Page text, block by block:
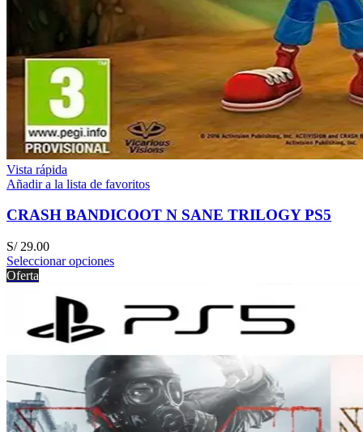
Vista rápida
Añadir a la lista de favoritos
CRASH BANDICOOT N SANE TRILOGY PS5
S/29.00
Seleccionar opciones
Oferta